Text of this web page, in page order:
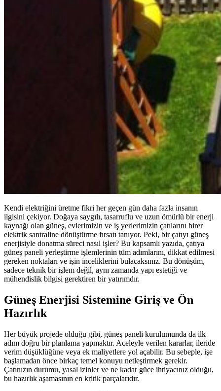
Kendi elektriğini üretme fikri her geçen gün daha fazla insanın
ilgisini çekiyor. Doğaya saygılı, tasarruflu ve uzun ömürlü bir enerji
kaynağı olan güneş, evlerimizin ve iş yerlerimizin çatılarını birer
elektrik santraline dönüştürme fırsatı tanıyor. Peki, bir çatıyı güneş
enerjisiyle donatma süreci nasıl işler? Bu kapsamlı yazıda, çatıya
güneş paneli yerleştirme işlemlerinin tüm adımlarını, dikkat edilmesi
gereken noktaları ve işin inceliklerini bulacaksınız. Bu dönüşüm,
sadece teknik bir işlem değil, aynı zamanda yapı estetiği ve
mühendislik bilgisi gerektiren bir yatırımdır.
Güneş Enerjisi Sistemine Giriş ve Ön
Hazırlık
Her büyük projede olduğu gibi, güneş paneli kurulumunda da ilk
adım doğru bir planlama yapmaktır. Aceleyle verilen kararlar, ileride
verim düşüklüğüne veya ek maliyetlere yol açabilir. Bu sebeple, işe
başlamadan önce birkaç temel konuyu netleştirmek gerekir.
Çatınızın durumu, yasal izinler ve ne kadar güce ihtiyacınız olduğu,
bu hazırlık aşamasının en kritik parçalarıdır.